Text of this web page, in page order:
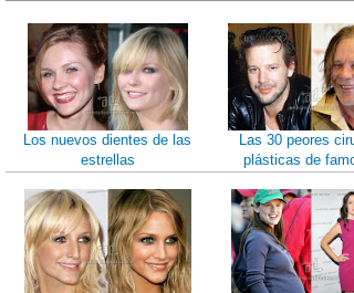
Los nuevos dientes de las
estrellas
Las 30 peores
plásticas de